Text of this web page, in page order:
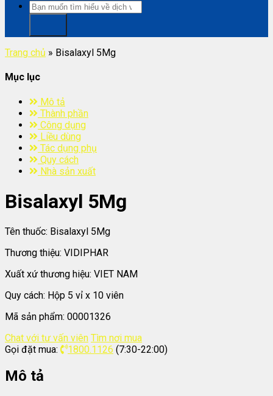
Trang chủ » Bisalaxyl 5Mg
Mục lục
Mô tả
Thành phần
Công dụng
Liều dùng
Tác dụng phụ
Quy cách
Nhà sản xuất
Bisalaxyl 5Mg
Tên thuốc: Bisalaxyl 5Mg
Thương thiệu: VIDIPHAR
Xuất xứ thương hiệu: VIET NAM
Quy cách: Hộp 5 vỉ x 10 viên
Mã sản phẩm: 00001326
Chat với tư vấn viên Tìm nơi mua
Gọi đặt mua:
1800.1126 (7:30-22:00)
Mô tả